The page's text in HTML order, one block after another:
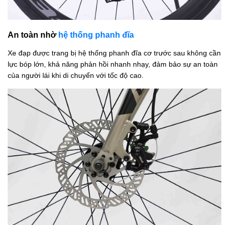
An toàn nhờ hệ thống phanh đĩa
Xe đạp được trang bị hệ thống phanh đĩa cơ trước sau không cần
lực bóp lớn, khả năng phản hồi nhanh nhạy, đảm bảo sự an toàn
của người lái khi di chuyển với tốc độ cao.